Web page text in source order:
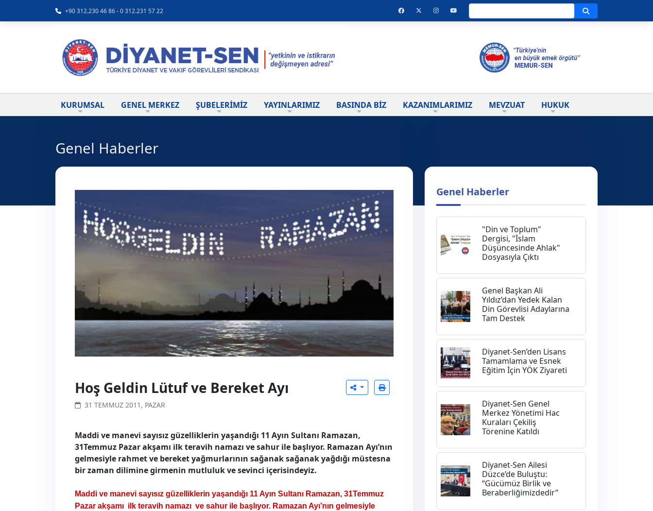
+90 312.230 46 86 - 0 312.231 57 22
KURUMSAL GENEL MERKEZ ŞUBELERİMİZ YAYINLARIMIZ BASINDA BİZ KAZANIMLARIMIZ MEVZUAT HUKUK
Genel Haberler
Hoş Geldin Lütuf ve Bereket Ayı
31 TEMMUZ 2011, PAZAR
Maddi ve manevi sayısız güzelliklerin yaşandığı 11 Ayın Sultanı Ramazan,
31Temmuz Pazar akşamı ilk teravih namazı ve sahur ile başlıyor. Ramazan Ayı’nın
gelmesiyle rahmet ve bereket yağmurlarının sağanak sağanak yağdığı müstesna
bir zaman dilimine girmenin mutluluk ve sevinci içerisindeyiz.
Maddi ve manevi sayısız güzelliklerin yaşandığı 11 Ayın Sultanı Ramazan, 31Temmuz
Pazar akşamı ilk teravih namazı ve sahur ile başlıyor. Ramazan Ayı’nın gelmesiyle
Genel Haberler
"Din ve Toplum"
Dergisi, "İslam
Düşüncesinde Ahlak"
Dosyasıyla Çıktı
Genel Başkan Ali
Yıldız’dan Yedek Kalan
Din Görevlisi Adaylarına
Tam Destek
Diyanet-Sen’den Lisans
Tamamlama ve Esnek
Eğitim İçin YÖK Ziyareti
Diyanet-Sen Genel
Merkez Yönetimi Hac
Kuraları Çekiliş
Törenine Katıldı
Diyanet-Sen Ailesi
Düzce’de Buluştu:
“Gücümüz Birlik ve
Beraberliğimizdedir”